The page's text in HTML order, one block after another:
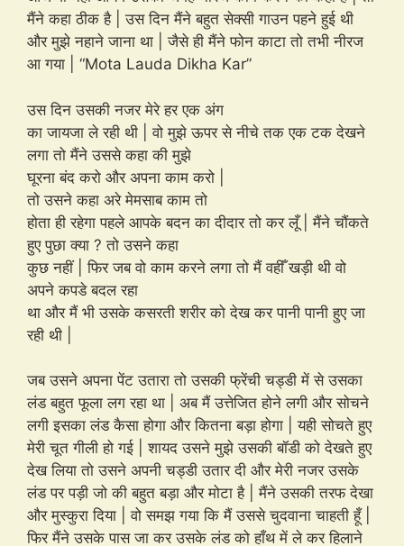
मैंने कहा ठीक है | उस दिन मैंने बहुत सेक्सी गाउन पहने हुई थी
और मुझे नहाने जाना था | जैसे ही मैंने फोन काटा तो तभी नीरज
आ गया | “Mota Lauda Dikha Kar”
उस दिन उसकी नजर मेरे हर एक अंग
का जायजा ले रही थी | वो मुझे ऊपर से नीचे तक एक टक देखने
लगा तो मैंने उससे कहा की मुझे
घूरना बंद करो और अपना काम करो |
तो उसने कहा अरे मेमसाब काम तो
होता ही रहेगा पहले आपके बदन का दीदार तो कर लूँ | मैंने चौंकते
हुए पुछा क्या ? तो उसने कहा
कुछ नहीं | फिर जब वो काम करने लगा तो मैं वहीँ खड़ी थी वो
अपने कपडे बदल रहा
था और मैं भी उसके कसरती शरीर को देख कर पानी पानी हुए जा
रही थी |
जब उसने अपना पेंट उतारा तो उसकी फ्रेंची चड्डी में से उसका
लंड बहुत फूला लग रहा था | अब मैं उत्तेजित होने लगी और सोचने
लगी इसका लंड कैसा होगा और कितना बड़ा होगा | यही सोचते हुए
मेरी चूत गीली हो गई | शायद उसने मुझे उसकी बॉडी को देखते हुए
देख लिया तो उसने अपनी चड्डी उतार दी और मेरी नजर उसके
लंड पर पड़ी जो की बहुत बड़ा और मोटा है | मैंने उसकी तरफ देखा
और मुस्कुरा दिया | वो समझ गया कि मैं उससे चुदवाना चाहती हूँ |
फिर मैंने उसके पास जा कर उसके लंड को हाँथ में ले कर हिलाने